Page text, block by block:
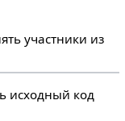
участники из
исходный код